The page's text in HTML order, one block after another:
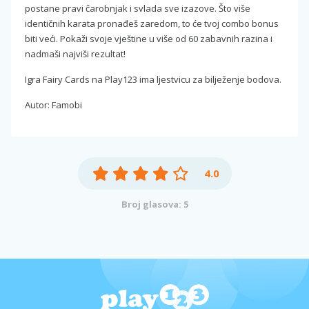
postane pravi čarobnjak i svlada sve izazove. Što više
identičnih karata pronađeš zaredom, to će tvoj combo bonus
biti veći. Pokaži svoje vještine u više od 60 zabavnih razina i
nadmaši najviši rezultat!
Igra Fairy Cards na Play123 ima ljestvicu za bilježenje bodova.
Autor: Famobi
4.0
Broj glasova: 5